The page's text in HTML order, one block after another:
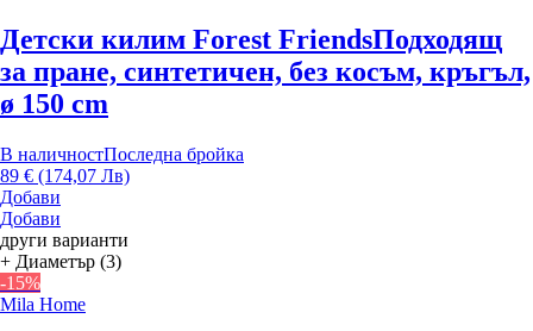
Детски килим Forest FriendsПодходящ
за пране, синтетичен, без косъм, кръгъл,
ø 150 cm
В наличностПоследна бройка
89 € (174,07 Лв)
Добави
Добави
други варианти
+ Диаметър (3)
-15%
Mila Home